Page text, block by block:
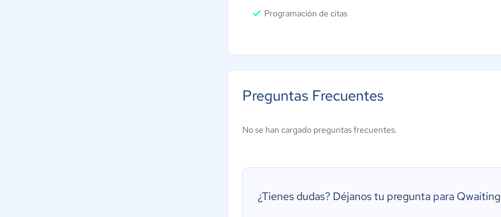
Programación de citas
Preguntas Frecuentes
No se han cargado preguntas frecuentes.
¿Tienes dudas? Déjanos tu pregunta para Qwaiting